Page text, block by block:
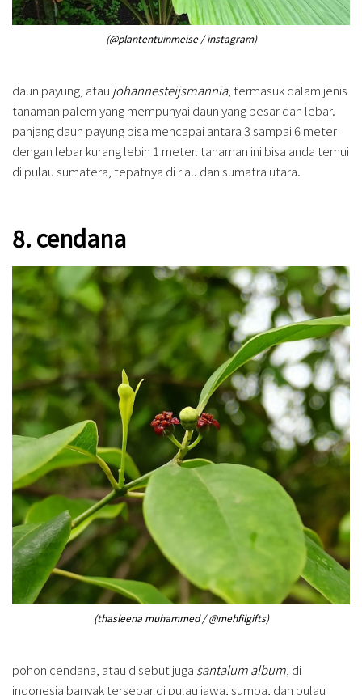
(@plantentuinmeise / instagram)
daun payung, atau johannesteijsmannia, termasuk dalam jenis
tanaman palem yang mempunyai daun yang besar dan lebar.
panjang daun payung bisa mencapai antara 3 sampai 6 meter
dengan lebar kurang lebih 1 meter. tanaman ini bisa anda temui
di pulau sumatera, tepatnya di riau dan sumatra utara.
8. cendana
(thasleena muhammed / @mehfilgifts)
pohon cendana, atau disebut juga santalum album , di
indonesia banyak tersebar di pulau jawa, sumba, dan pulau